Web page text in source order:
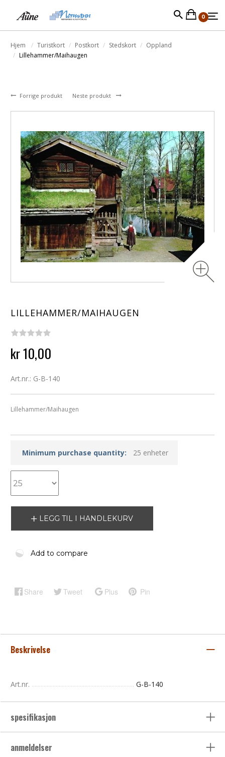
0
Hjem Turistkort Postkort Stedskort
Oppland
Lillehammer/Maihaugen
Forrige produkt Neste produkt
LILLEHAMMER/MAIHAUGEN
kr 10,00
Art.nr.: G-B-140
Lillehammer/Maihaugen
Minimum purchase quantity: 25 enheter
LEGG TIL I HANDLEKURV
Add to compare
Share Tweet Plus Pin
Beskrivelse
Art.nr. G-B-140
spesifikasjon
anmeldelser